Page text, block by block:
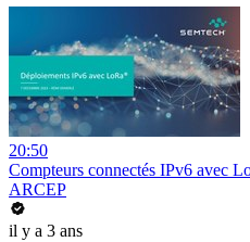
20:50
Compteurs connectés IPv6 avec
ARCEP
il y a 3 ans